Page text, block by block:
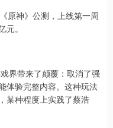
原神》公测，上线第一周
。
界带来了颠覆：取消了强
体验完整内容。这种玩法
某种程度上实践了蔡浩